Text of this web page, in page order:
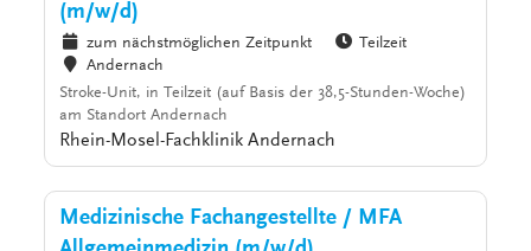
(m/w/d)
zum nächstmöglichen Zeitpunkt
Teilzeit
Andernach
Stroke-Unit, in Teilzeit (auf Basis der 38,5-Stunden-Woche)
am Standort Andernach
Rhein-Mosel-Fachklinik Andernach
Medizinische Fachangestellte / MFA